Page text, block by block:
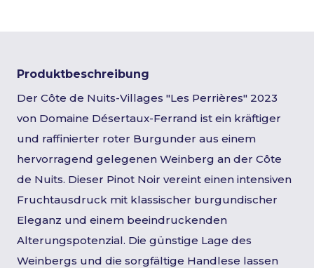
Produktbeschreibung
Der Côte de Nuits-Villages "Les Perrières" 2023
von Domaine Désertaux-Ferrand ist ein kräftiger
und raffinierter roter Burgunder aus einem
hervorragend gelegenen Weinberg an der Côte
de Nuits. Dieser Pinot Noir vereint einen intensiven
Fruchtausdruck mit klassischer burgundischer
Eleganz und einem beeindruckenden
Alterungspotenzial. Die günstige Lage des
Weinbergs und die sorgfältige Handlese lassen